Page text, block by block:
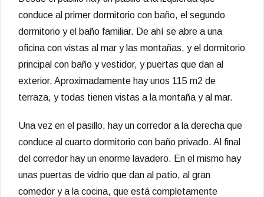
conduce al primer dormitorio con baño, el segundo
dormitorio y el baño familiar. De ahí se abre a una
oficina con vistas al mar y las montañas, y el dormitorio
principal con baño y vestidor, y puertas que dan al
exterior. Aproximadamente hay unos 115 m2 de
terraza, y todas tienen vistas a la montaña y al mar.
Una vez en el pasillo, hay un corredor a la derecha que
conduce al cuarto dormitorio con baño privado. Al final
del corredor hay un enorme lavadero. En el mismo hay
unas puertas de vidrio que dan al patio, al gran
comedor y a la cocina, que está completamente